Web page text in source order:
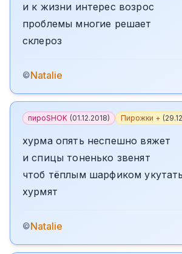
и к жизни интерес возрос
проблемы многие решает
склероз
©Natalie
пироSHOK (01.12.2018) Пирожки + (
хурма опять неспешно вяжет
и спицы тоненько звенят
чтоб тёплым шарфиком укутать
хурмят
©Natalie